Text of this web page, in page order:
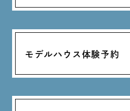
モデルハウス体験予約